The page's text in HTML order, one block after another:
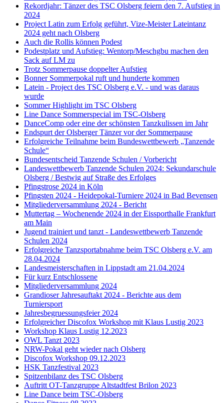
Rekordjahr: Tänzer des TSC Olsberg feiern den 7. Aufstieg in
2024
Project Latin zum Erfolg geführt, Vize-Meister Lateintanz
2024 geht nach Olsberg
Auch die Rollis können Podest
Podestplatz und Aufstieg: Wentorp/Meschgbu machen den
Sack auf LM zu
Trotz Sommerpause doppelter Aufstieg
Bonner Sommerpokal ruft und hunderte kommen
Latein - Project des TSC Olsberg e.V. - und was daraus
wurde
Sommer Highlight im TSC Olsberg
Line Dance Sommerspecial im TSC-Olsberg
DanceComp oder eine der schönsten Tanzkulissen im Jahr
Endspurt der Olsberger Tänzer vor der Sommerpause
Erfolgreiche Teilnahme beim Bundeswettbewerb „Tanzende
Schule“
Bundesentscheid Tanzende Schulen / Vorbericht
Landeswettbewerb Tanzende Schulen 2024: Sekundarschule
Olsberg / Bestwig auf Straße des Erfolges
Pfingstrose 2024 in Köln
Pfingsten 2024 - Heidepokal-Turniere 2024 in Bad Bevensen
Mitgliederversammlung 2024 - Bericht
Muttertag – Wochenende 2024 in der Eissporthalle Frankfurt
am Main
Jugend trainiert und tanzt - Landeswettbewerb Tanzende
Schulen 2024
Erfolgreiche Tanzsportabnahme beim TSC Olsberg e.V. am
28.04.2024
Landesmeisterschaften in Lippstadt am 21.04.2024
Für kurz Entschlossene
Mitgliederversammlung 2024
Grandioser Jahresauftakt 2024 - Berichte aus dem
Turniersport
Jahresbegruessungsfeier 2024
Erfolgreicher Discofox Workshop mit Klaus Lustig 2023
Workshop Klaus Lustig 12.2023
OWL Tanzt 2023
NRW-Pokal geht wieder nach Olsberg
Discofox Workshop 09.12.2023
HSK Tanzfestival 2023
Spitzenbilanz des TSC Olsberg
Auftritt OT-Tanzgruppe Altstadtfest Brilon 2023
Line Dance beim TSC-Olsberg